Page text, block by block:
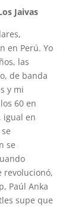
Jaivas
en Perú. Yo
las
de banda
y mi
60 en
igual en
se
revolucionó,
Paúl Anka
supe que